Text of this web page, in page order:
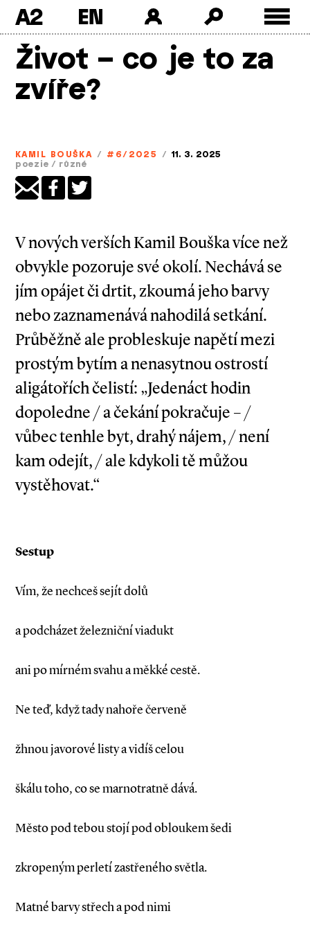
Skip
A2
Život – co je to za
zvíře?
KAMIL BOUŠKA / #6/2025 / 11. 3. 2025
poezie / různé
V nových verších Kamil Bouška více než
obvykle pozoruje své okolí. Nechává se
jím opájet či drtit, zkoumá jeho barvy
nebo zaznamenává nahodilá setkání.
Průběžně ale probleskuje napětí mezi
prostým bytím a nenasytnou ostrostí
aligátořích čelistí: „Jedenáct hodin
dopoledne / a čekání pokračuje – /
vůbec tenhle byt, drahý nájem, / není
kam odejít, / ale kdykoli tě můžou
vystěhovat.“
Sestup
Vím, že nechceš sejít dolů
a podcházet železniční viadukt
ani po mírném svahu a měkké cestě.
Ne teď, když tady nahoře červeně
žhnou javorové listy a vidíš celou
škálu toho, co se marnotratně dává.
Město pod tebou stojí pod obloukem šedi
zkropeným perletí zastřeného světla.
Matné barvy střech a pod nimi